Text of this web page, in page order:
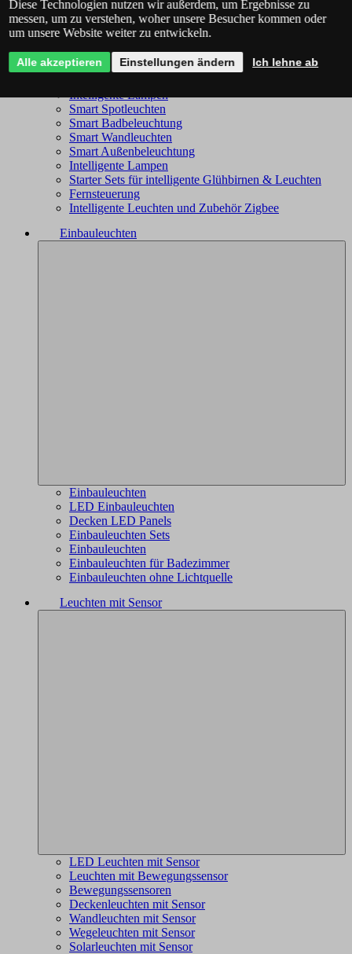
Philips Hue - das komplette Angebot
Immax NEO - komplettes Sortiment
Trio Wiz - das komplette Angebot
Smart Kronleuchter
Smart Deckenleuchten
Intelligente Lampen
Smart Spotleuchten
Smart Badbeleuchtung
Smart Wandleuchten
Smart Außenbeleuchtung
Intelligente Lampen
Starter Sets für intelligente Glühbirnen & Leuchten
Fernsteuerung
Intelligente Leuchten und Zubehör Zigbee
Einbauleuchten
Einbauleuchten
LED Einbauleuchten
Decken LED Panels
Einbauleuchten Sets
Einbauleuchten
Einbauleuchten für Badezimmer
Einbauleuchten ohne Lichtquelle
Leuchten mit Sensor
LED Leuchten mit Sensor
Leuchten mit Bewegungssensor
Bewegungssensoren
Deckenleuchten mit Sensor
Wandleuchten mit Sensor
Wegeleuchten mit Sensor
Solarleuchten mit Sensor
Diese Technologien nutzen wir außerdem, um Ergebnisse zu
messen, um zu verstehen, woher unsere Besucher kommen oder
um unsere Website weiter zu entwickeln.
Alle akzeptieren Einstellungen ändern Ich lehne ab